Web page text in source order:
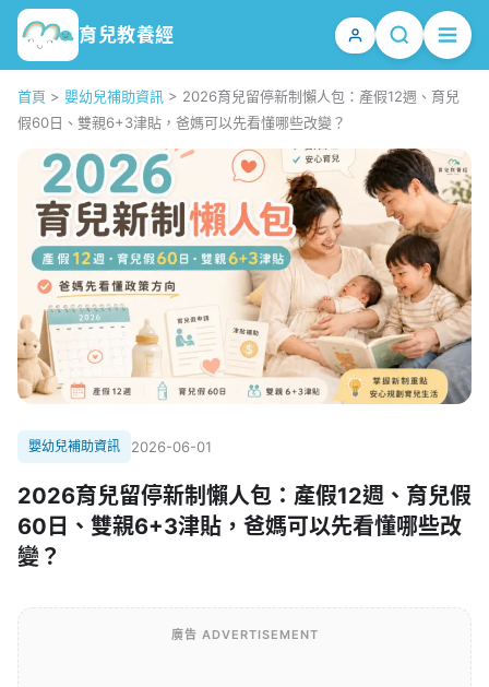
育兒教養經
首頁 > 嬰幼兒補助資訊 > 2026育兒留停新制懶人包：產假12週、育兒
假60日、雙親6+3津貼，爸媽可以先看懂哪些改變？
嬰幼兒補助資訊 2026-06-01
2026育兒留停新制懶人包：產假12週、育兒假
60日、雙親6+3津貼，爸媽可以先看懂哪些改
變？
廣告 ADVERTISEMENT